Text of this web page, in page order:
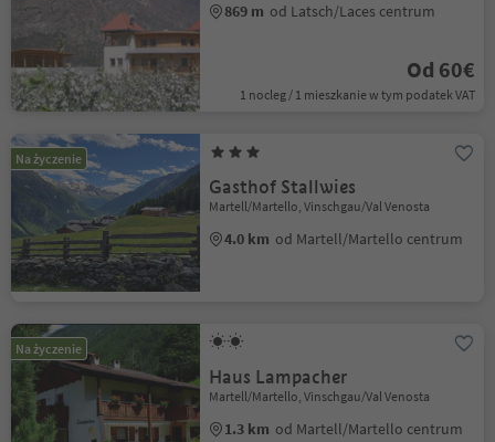
869 m od Latsch/Laces centrum
Od 60€
1 nocleg / 1 mieszkanie w tym podatek VAT
Na życzenie
Gasthof Stallwies
Martell/Martello, Vinschgau/Val Venosta
4.0 km od Martell/Martello centrum
Na życzenie
Haus Lampacher
Martell/Martello, Vinschgau/Val Venosta
1.3 km od Martell/Martello centrum